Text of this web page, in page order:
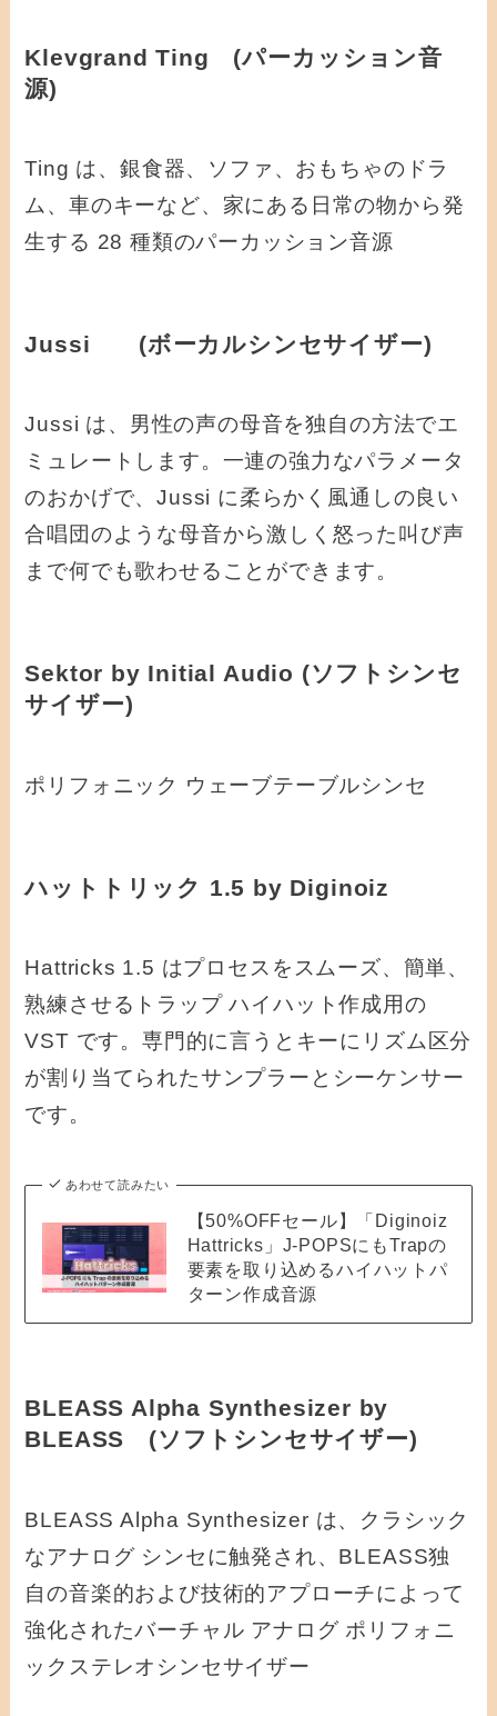
Klevgrand Ting (パーカッション音
源)
Ting は、銀食器、ソファ、おもちゃのドラ
ム、車のキーなど、家にある日常の物から発
生する 28 種類のパーカッション音源
Jussi (ボーカルシンセサイザー)
Jussi は、男性の声の母音を独自の方法でエ
ミュレートします。一連の強力なパラメータ
のおかげで、Jussi に柔らかく風通しの良い
合唱団のような母音から激しく怒った叫び声
まで何でも歌わせることができます。
Sektor by Initial Audio (ソフトシンセ
サイザー)
ポリフォニック ウェーブテーブルシンセ
ハットトリック 1.5 by Diginoiz
Hattricks 1.5 はプロセスをスムーズ、簡単、
熟練させるトラップ ハイハット作成用の
VST です。専門的に言うとキーにリズム区分
が割り当てられたサンプラーとシーケンサー
です。
あわせて読みたい
【50%OFFセール】「Diginoiz
Hattricks」J-POPSにもTrapの
要素を取り込めるハイハットパ
ターン作成音源
BLEASS Alpha Synthesizer by
BLEASS (ソフトシンセサイザー)
BLEASS Alpha Synthesizer は、クラシック
なアナログ シンセに触発され、BLEASS独
自の音楽的および技術的アプローチによって
強化されたバーチャル アナログ ポリフォニ
ックステレオシンセサイザー